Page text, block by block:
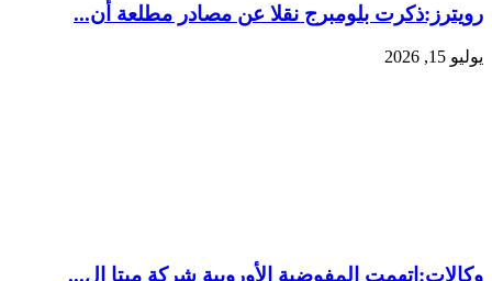
رويترز:‏ذكرت بلومبرج نقلا ​عن مصادر مطلعة ‌أن...
يوليو 15, 2026
وكالات:‏اتهمت المفوضية الأوروبية شركة ميتا ال...